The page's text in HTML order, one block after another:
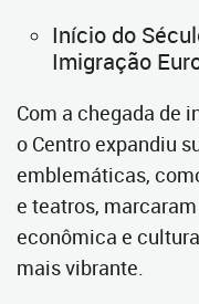
Início do
Imigração
Com a chegada de
o Centro expandiu
emblemáticas,
e teatros,
econômica e
mais vibrante.